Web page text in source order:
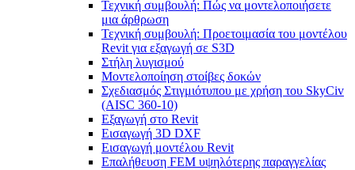
Τεχνική συμβουλή: Πώς να μοντελοποιήσετε
μια άρθρωση
Τεχνική συμβουλή: Προετοιμασία του μοντέλου
Revit για εξαγωγή σε S3D
Στήλη λυγισμού
Μοντελοποίηση στοίβες δοκών
Σχεδιασμός Στιγμιότυπου με χρήση του SkyCiv
(AISC 360-10)
Εξαγωγή στο Revit
Εισαγωγή 3D DXF
Εισαγωγή μοντέλου Revit
Επαλήθευση FEM υψηλότερης παραγγελίας